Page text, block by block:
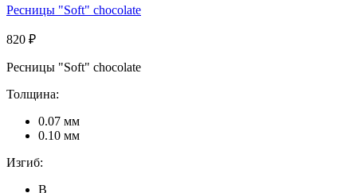
Ресницы "Soft" chocolate
820 ₽
Ресницы "Soft" chocolate
Толщина:
0.07 мм
0.10 мм
Изгиб:
B